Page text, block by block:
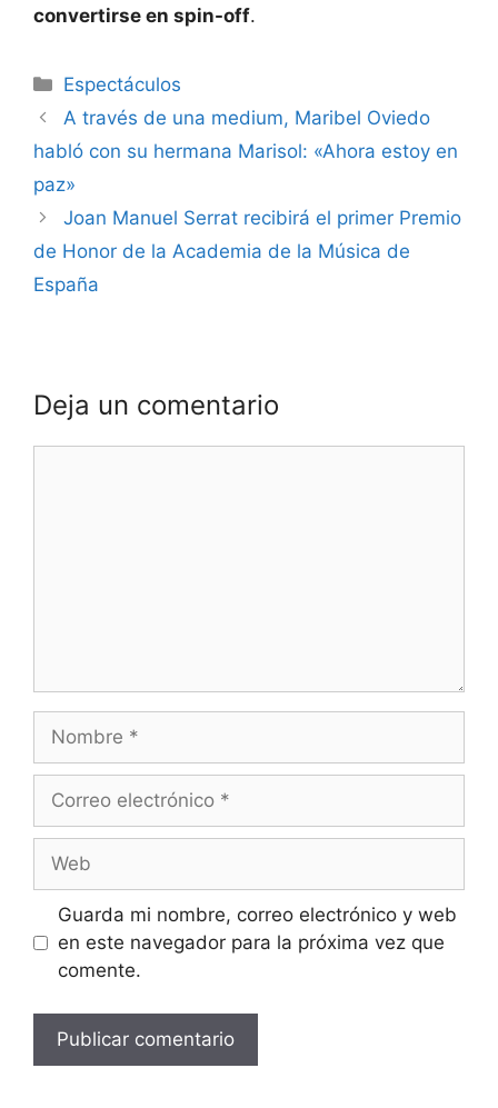
convertirse en spin-off.
Espectáculos
A través de una medium, Maribel Oviedo
habló con su hermana Marisol: «Ahora estoy en
paz»
Joan Manuel Serrat recibirá el primer Premio
de Honor de la Academia de la Música de
España
Deja un comentario
Guarda mi nombre, correo electrónico y web
en este navegador para la próxima vez que
comente.